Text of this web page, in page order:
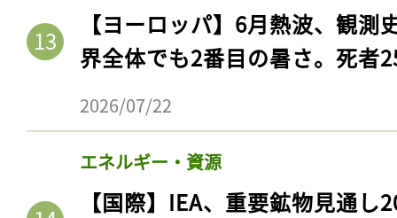
【ヨーロッパ】6月熱波、観
界全体でも2番目の暑さ。死者
2026/07/22
エネルギー・資源
【国際】IEA、重要鉱物見通